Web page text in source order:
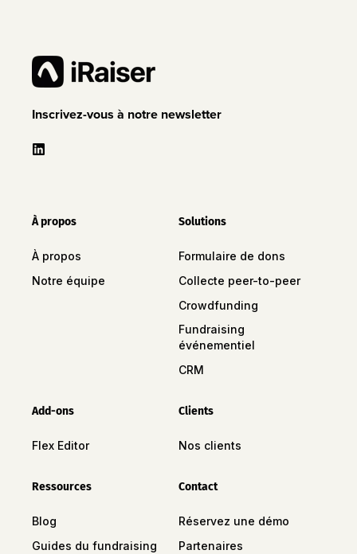
Inscrivez-vous à notre newsletter
À propos
À propos
Notre équipe
Solutions
Formulaire de dons
Collecte peer-to-peer
Crowdfunding
Fundraising
événementiel
CRM
Add-ons
Flex Editor
Clients
Nos clients
Ressources
Blog
Guides du fundraising
Contact
Réservez une démo
Partenaires